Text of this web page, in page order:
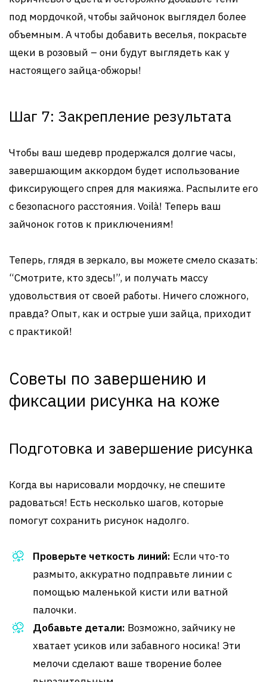
под мордочкой, чтобы зайчонок выглядел более
объемным. А чтобы добавить веселья, покрасьте
щеки в розовый – они будут выглядеть как у
настоящего зайца-обжоры!
Шаг 7: Закрепление результата
Чтобы ваш шедевр продержался долгие часы,
завершающим аккордом будет использование
фиксирующего спрея для макияжа. Распылите его
с безопасного расстояния. Voilà! Теперь ваш
зайчонок готов к приключениям!
Теперь, глядя в зеркало, вы можете смело сказать:
“Смотрите, кто здесь!”, и получать массу
удовольствия от своей работы. Ничего сложного,
правда? Опыт, как и острые уши зайца, приходит
с практикой!
Советы по завершению и
фиксации рисунка на коже
Подготовка и завершение рисунка
Когда вы нарисовали мордочку, не спешите
радоваться! Есть несколько шагов, которые
помогут сохранить рисунок надолго.
Проверьте четкость линий: Если что-то
размыто, аккуратно подправьте линии с
помощью маленькой кисти или ватной
палочки.
Добавьте детали: Возможно, зайчику не
хватает усиков или забавного носика! Эти
мелочи сделают ваше творение более